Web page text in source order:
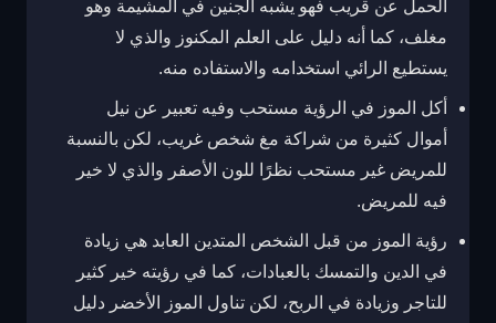
الحمل عن قريب فهو يشبه الجنين في المشيمة وهو
مغلف، كما أنه دليل على العلم المكنوز والذي لا
يستطيع الرائي استخدامه والاستفاده منه.
أكل الموز في الرؤية مستحب وفيه تعبير عن نيل
أموال كثيرة من شراكة مغ شخص غريب، لكن بالنسبة
للمريض غير مستحب نظرًا للون الأصفر والذي لا خير
فيه للمريض.
رؤية الموز من قبل الشخص المتدين العابد هي زيادة
في الدين والتمسك بالعبادات، كما في رؤيته خير كثير
للتاجر وزيادة في الربح، لكن تناول الموز الأخضر دليل